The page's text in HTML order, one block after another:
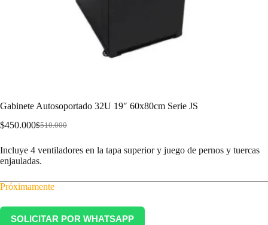
Gabinete Autosoportado 32U 19″ 60x80cm Serie JS
$510.000
$450.000
Incluye 4 ventiladores en la tapa superior y juego de pernos y tuercas
enjauladas.
Próximamente
SOLICITAR POR WHATSAPP